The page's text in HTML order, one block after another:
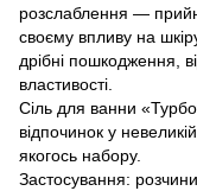
розслаблення —
своєму впливу на
дрібні пошкодження,
властивості.
Сіль для ванни
відпочинок у
якогось набору.
Застосування: